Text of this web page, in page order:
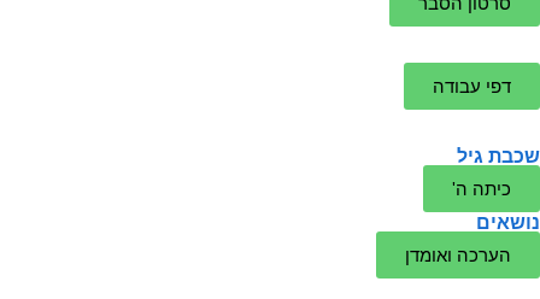
דפי עבודה
שכבת גיל
כיתה ה'
נושאים
הערכה ואומדן